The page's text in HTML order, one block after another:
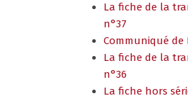
La fiche de la
n°37
Communiqué de
La fiche de la
n°36
La fiche hors